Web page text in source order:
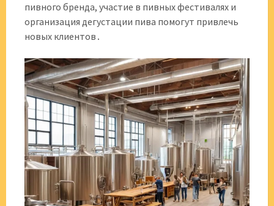
пивного бренда, участие в пивных фестивалях и
организация дегустации пива помогут привлечь
новых клиентов․